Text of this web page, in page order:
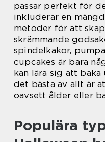
passar perfekt för
inkluderar en
metoder för att
skrämmande
spindelkakor,
cupcakes är bara
kan lära sig att baka
det bästa av allt är
oavsett ålder eller
Populära